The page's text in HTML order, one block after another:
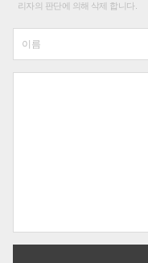
리자의 판단에 의해 삭제 합니다.